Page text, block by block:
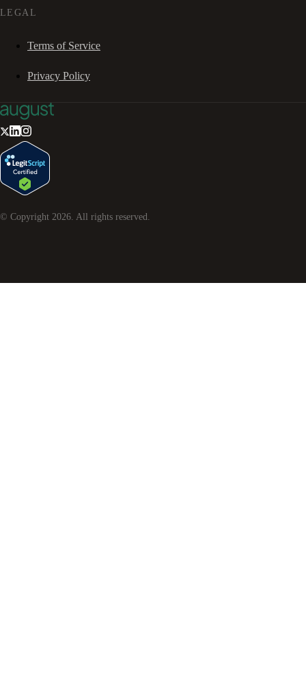
LEGAL
Terms of Service
Privacy Policy
© Copyright 2026. All rights reserved.